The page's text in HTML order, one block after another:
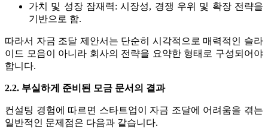
가치 및 성장 잠재력: 시장성, 경쟁 우위 및 확장 전략을
기반으로 함.
따라서 자금 조달 제안서는 단순히 시각적으로 매력적인 슬라
이드 모음이 아니라 회사의 전략을 요약한 형태로 구성되어야
합니다.
2.2. 부실하게 준비된 모금 문서의 결과
컨설팅 경험에 따르면 스타트업이 자금 조달에 어려움을 겪는
일반적인 문제점은 다음과 같습니다.